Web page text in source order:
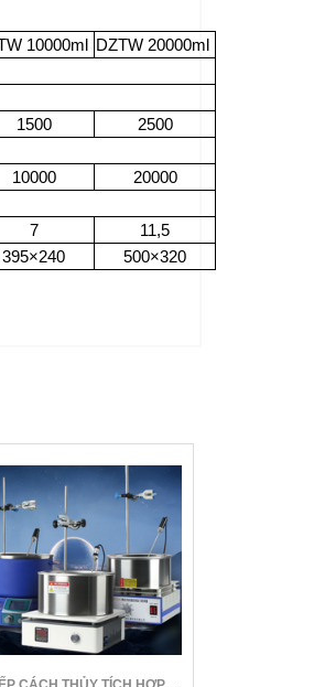
10000ml
DZTW 20000ml
1500
2500
10000
20000
7
11,5
395×240 500×320